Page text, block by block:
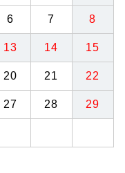
6 7 8
13 14 15
20 21 22
27 28 29